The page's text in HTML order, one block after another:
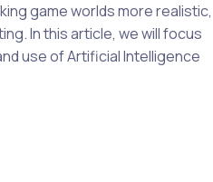
game worlds more realistic,
In this article, we will focus
use of Artificial Intelligence